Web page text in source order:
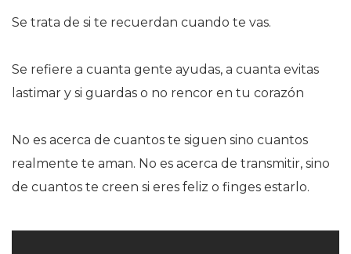
Se trata de si te recuerdan cuando te vas.
Se refiere a cuanta gente ayudas, a cuanta evitas
lastimar y si guardas o no rencor en tu corazón
No es acerca de cuantos te siguen sino cuantos
realmente te aman. No es acerca de transmitir, sino
de cuantos te creen si eres feliz o finges estarlo.